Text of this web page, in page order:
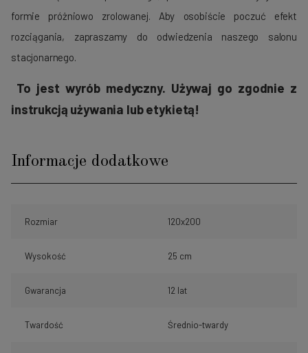
formie próżniowo zrolowanej. Aby osobiście poczuć efekt
rozciągania, zapraszamy do odwiedzenia naszego salonu
stacjonarnego.
To jest wyrób medyczny. Używaj go zgodnie z
instrukcją używania lub etykietą!
Informacje dodatkowe
Rozmiar 120x200
Wysokość 25 cm
Gwarancja 12 lat
Twardość Średnio-twardy